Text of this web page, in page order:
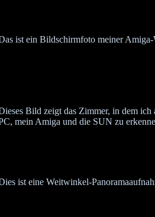
ist ein Bildschirmfoto meiner
Bild zeigt das Zimmer, in dem ich
mein Amiga und die SUN zu
ist eine Weitwinkel-